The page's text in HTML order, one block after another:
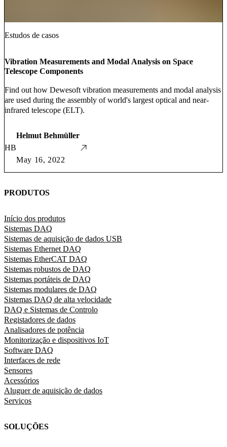
Estudos de casos
Vibration Measurements and Modal Analysis on Space
Telescope Components
Find out how Dewesoft vibration measurements and modal analysis
are used during the assembly of world's largest optical and near-
infrared telescope (ELT).
HB
Helmut Behmüller
May 16, 2022
PRODUTOS
Início dos produtos
Sistemas DAQ
Sistemas de aquisição de dados USB
Sistemas Ethernet DAQ
Sistemas EtherCAT DAQ
Sistemas robustos de DAQ
Sistemas portáteis de DAQ
Sistemas modulares de DAQ
Sistemas DAQ de alta velocidade
DAQ e Sistemas de Controlo
Registadores de dados
Analisadores de potência
Monitorização e dispositivos IoT
Software DAQ
Interfaces de rede
Sensores
Acessórios
Aluguer de aquisição de dados
Serviços
SOLUÇÕES